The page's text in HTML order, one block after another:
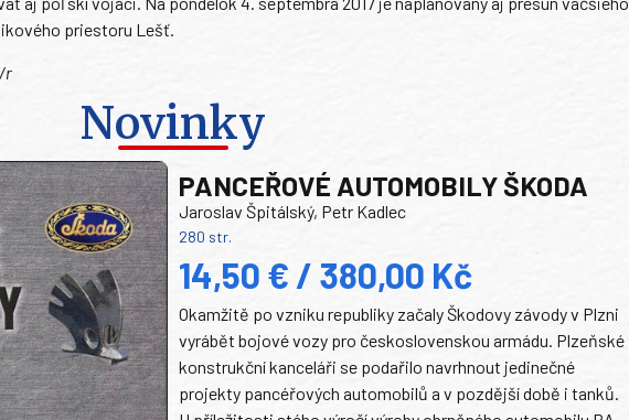
priestoru Lešť.
r
Novinky
PANCEŘOVÉ AUTOMOBILY ŠKODA
Jaroslav Špitálský, Petr Kadlec
280 str.
14,50 € / 380,00 Kč
Okamžitě po vzniku republiky začaly Škodovy závody v Plzni
vyrábět bojové vozy pro československou armádu. Plzeňské
konstrukční kanceláři se podařilo navrhnout jedinečné
projekty pancéřových automobilů a v pozdější době i tanků.